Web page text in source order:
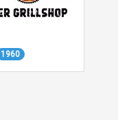
1960